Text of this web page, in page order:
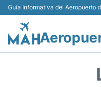
Guía Informativa del Aeropuerto